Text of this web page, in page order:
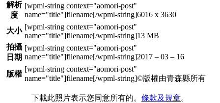
解析
度
6016 x 3630
大小
13 MB
拍攝
日期
2017 – 03 – 16
版權
©版權由青森縣所有
下載此照片表示您同意所有的。 條款及規章。